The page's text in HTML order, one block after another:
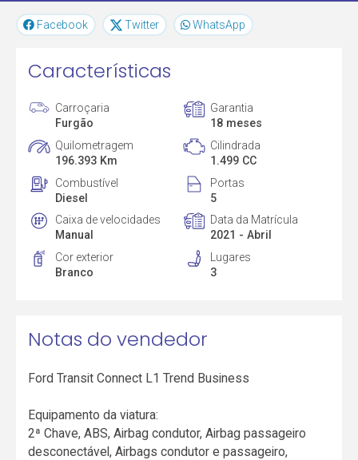
Facebook Twitter WhatsApp
Características
Carroçaria
Furgão
Garantia
18 meses
Quilometragem
196.393 Km
Cilindrada
1.499 CC
Combustível
Diesel
Portas
5
Caixa de velocidades
Manual
Data da Matrícula
2021 - Abril
Cor exterior
Branco
Lugares
3
Notas do vendedor
Ford Transit Connect L1 Trend Business
Equipamento da viatura:
2ª Chave, ABS, Airbag condutor, Airbag passageiro
desconectável, Airbags condutor e passageiro,